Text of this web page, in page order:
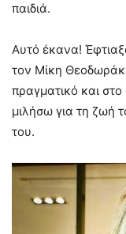
παιδιά.
Αυτό έκανα!
τον Μίκη
πραγματικό και
μιλήσω για τη ζωή
του.